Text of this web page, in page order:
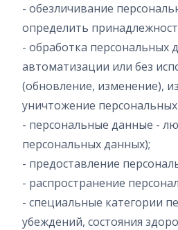
- обезличивание
определить
- обработка персональных
автоматизации или без
(обновление, изменение),
уничтожение
- персональные данные -
персональных данных);
- предоставление
- распространение
- специальные категории
убеждений, состояния